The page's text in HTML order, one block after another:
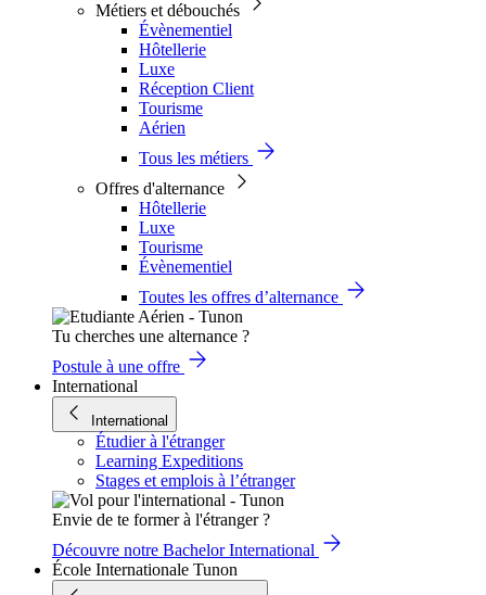
Métiers et débouchés
Évènementiel
Hôtellerie
Luxe
Réception Client
Tourisme
Aérien
Tous les métiers
Offres d'alternance
Hôtellerie
Luxe
Tourisme
Évènementiel
Toutes les offres d’alternance
Tu cherches une alternance ?
Postule à une offre
International
International
Étudier à l'étranger
Learning Expeditions
Stages et emplois à l’étranger
Envie de te former à l'étranger ?
Découvre notre Bachelor International
École Internationale Tunon